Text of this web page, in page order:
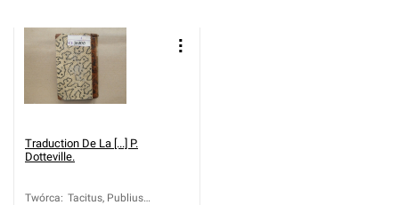
Traduction De La [...] P.
Dotteville.
Twórca: Tacitus, Publius